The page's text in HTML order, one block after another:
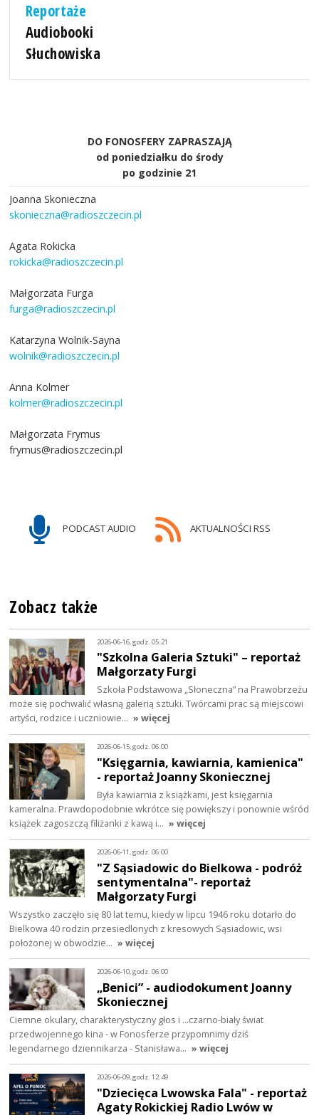
Reportaże
Audiobooki
Słuchowiska
DO FONOSFERY ZAPRASZAJĄ
od poniedziałku do środy
po godzinie 21
Joanna Skonieczna
skonieczna@radioszczecin.pl
Agata Rokicka
rokicka@radioszczecin.pl
Małgorzata Furga
furga@radioszczecin.pl
Katarzyna Wolnik-Sayna
wolnik@radioszczecin.pl
Anna Kolmer
kolmer@radioszczecin.pl
Małgorzata Frymus
frymus@radioszczecin.pl
PODCAST AUDIO AKTUALNOŚCI RSS
Zobacz także
2026-06-16, godz. 05:21
"Szkolna Galeria Sztuki" – reportaż
Małgorzaty Furgi
Szkoła Podstawowa „Słoneczna” na Prawobrzeżu
może się pochwalić własną galerią sztuki. Twórcami prac są miejscowi
artyści, rodzice i uczniowie… » więcej
2026-06-15, godz. 06:00
"Księgarnia, kawiarnia, kamienica"
- reportaż Joanny Skoniecznej
Była kawiarnia z książkami, jest księgarnia
kameralna. Prawdopodobnie wkrótce się powiększy i ponownie wśród
książek zagoszczą filiżanki z kawą i… » więcej
2026-06-11, godz. 06:00
"Z Sąsiadowic do Bielkowa - podróż
sentymentalna"- reportaż
Małgorzaty Furgi
Wszystko zaczęło się 80 lat temu, kiedy w lipcu 1946 roku dotarło do
Bielkowa 40 rodzin przesiedlonych z kresowych Sąsiadowic, wsi
położonej w obwodzie… » więcej
2026-06-10, godz. 06:00
„Benici” - audiodokument Joanny
Skoniecznej
Ciemne okulary, charakterystyczny głos i ...czarno-biały świat
przedwojennego kina - w Fonosferze przypomnimy dziś
legendarnego dziennikarza - Stanisława… » więcej
2026-06-09, godz. 12:49
"Dziecięca Lwowska Fala" - reportaż
Agaty Rokickiej Radio Lwów w